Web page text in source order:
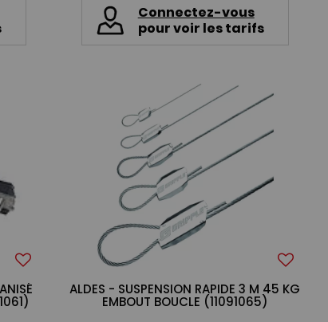
Connectez-vous
pour voir les tarifs
ALDES - SUSPENSION RAPIDE 3 M 45 KG
EMBOUT BOUCLE (11091065)